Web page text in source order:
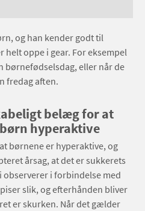
og han kender godt til
oppe i gear. For eksempel
børnefødselsdag, eller når de
fredag aften.
belæg for at
hyperaktive
børnene er hyperaktive, og
årsag, at det er sukkerets
observerer i forbindelse med
slik, og efterhånden bliver
er skurken. Når det gælder